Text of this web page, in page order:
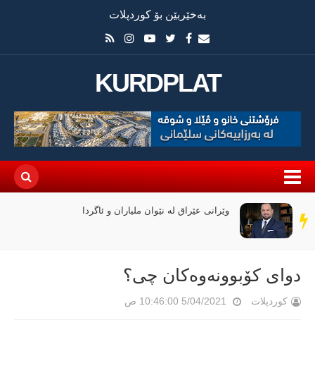
بەخێربێن بۆ کوردپلات
KURDPLAT
سەر
دێڕ
وێرانی عێراق لە نێوان ملیاران و ئاگردا
دوای كۆبوونەوەكان چی؟
کوردپلات 5/04/2021 10:46:00 ص